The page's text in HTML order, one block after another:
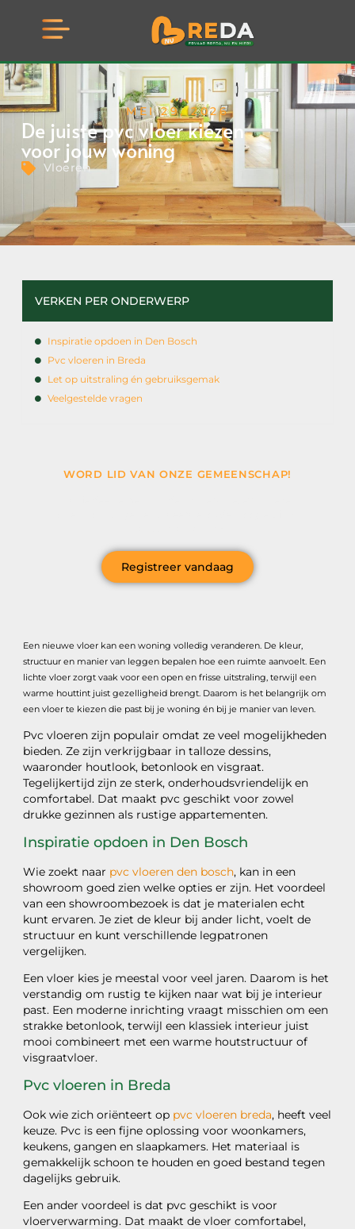
MEI 29, 2026
De juiste pvc vloer kiezen
voor jouw woning
Vloeren
Een nieuwe vloer kan een woning volledig veranderen. De kleur,
structuur en manier van leggen bepalen hoe een ruimte aanvoelt. Een
lichte vloer zorgt vaak voor een open en frisse uitstraling, terwijl een
warme houttint juist gezelligheid brengt. Daarom is het belangrijk om
een vloer te kiezen die past bij je woning én bij je manier van leven.
Pvc vloeren zijn populair omdat ze veel mogelijkheden
bieden. Ze zijn verkrijgbaar in talloze dessins,
waaronder houtlook, betonlook en visgraat.
Tegelijkertijd zijn ze sterk, onderhoudsvriendelijk en
comfortabel. Dat maakt pvc geschikt voor zowel
drukke gezinnen als rustige appartementen.
Inspiratie opdoen in Den Bosch
Wie zoekt naar pvc vloeren den bosch, kan in een
showroom goed zien welke opties er zijn. Het voordeel
van een showroombezoek is dat je materialen echt
kunt ervaren. Je ziet de kleur bij ander licht, voelt de
structuur en kunt verschillende legpatronen
vergelijken.
Een vloer kies je meestal voor veel jaren. Daarom is het
verstandig om rustig te kijken naar wat bij je interieur
past. Een moderne inrichting vraagt misschien om een
strakke betonlook, terwijl een klassiek interieur juist
mooi combineert met een warme houtstructuur of
visgraatvloer.
Pvc vloeren in Breda
Ook wie zich oriënteert op pvc vloeren breda, heeft veel
keuze. Pvc is een fijne oplossing voor woonkamers,
keukens, gangen en slaapkamers. Het materiaal is
gemakkelijk schoon te houden en goed bestand tegen
dagelijks gebruik.
Een ander voordeel is dat pvc geschikt is voor
vloerverwarming. Dat maakt de vloer comfortabel,
VERKEN PER ONDERWERP
Inspiratie opdoen in Den Bosch
Pvc vloeren in Breda
Let op uitstraling én gebruiksgemak
Veelgestelde vragen
WORD LID VAN ONZE GEMEENSCHAP!
Registreer vandaag